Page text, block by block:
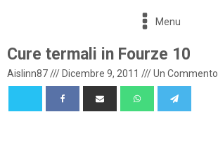
Menu
Cure termali in Fourze 10
Aislinn87/// Dicembre 9, 2011 ///Un Commento